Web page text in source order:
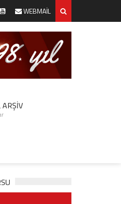
WEBMAİL